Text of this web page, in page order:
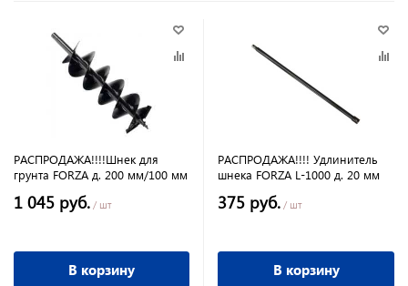
РАСПРОДАЖА!!!!Шнек для
грунта FORZA д. 200 мм/100 мм
1 045 руб. / шт
В корзину
РАСПРОДАЖА!!!! Удлинитель
шнека FORZA L-1000 д. 20 мм
375 руб. / шт
В корзину